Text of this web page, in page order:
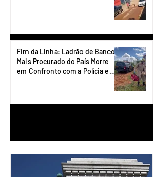
Fim da Linha: Ladrão de Banco
Mais Procurado do País Morre
em Confronto com a Polícia em